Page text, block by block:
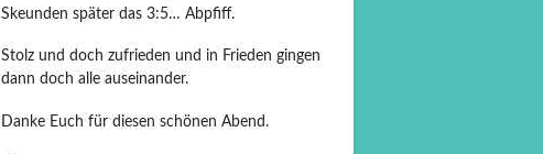
Skeunden später das 3:5… Abpfiff.
Stolz und doch zufrieden und in Frieden gingen
dann doch alle auseinander.
Danke Euch für diesen schönen Abend.